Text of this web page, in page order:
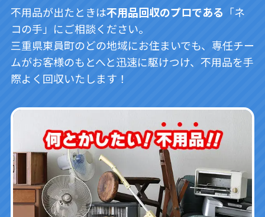
不用品が出たときは不用品回収のプロである 「ネ
コの手」にご相談ください。
三重県東員町のどの地域にお住まいでも、専任チー
ムがお客様のもとへと迅速に駆けつけ、不用品を手
際よく回収いたします！